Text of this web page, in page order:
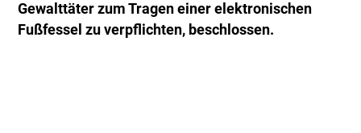
Gewalttäter zum Tragen einer elektronischen
Fußfessel zu verpflichten, beschlossen.